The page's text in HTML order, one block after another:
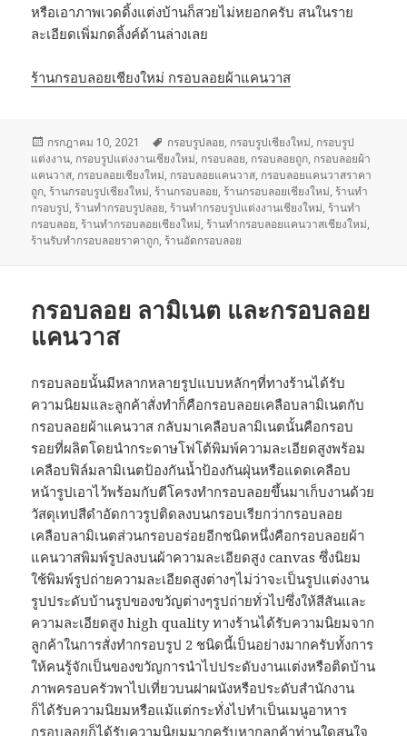
หรือเอาภาพเวดดิ้งแต่งบ้านก็สวยไม่หยอกครับ สนในราย
ละเอียดเพิ่มกดลิ้งค์ด้านล่างเลย
ร้านกรอบลอยเชียงใหม่ กรอบลอยผ้าแคนวาส
เขียน
เมื่อ
กรกฎาคม 10, 2021
ป้าย
กำกับ
กรอบรูปลอย, กรอบรูปเชียงใหม่, กรอบรูป
แต่งงาน, กรอบรูปแต่งงานเชียงใหม่, กรอบลอย, กรอบลอยถูก, กรอบลอยผ้า
แคนวาส, กรอบลอยเชียงใหม่, กรอบลอยแคนวาส, กรอบลอยแคนวาสราคา
ถูก, ร้านกรอบรูปเชียงใหม่, ร้านกรอบลอย, ร้านกรอบลอยเชียงใหม่, ร้านทำ
กรอบรูป, ร้านทำกรอบรูปลอย, ร้านทำกรอบรูปแต่งงานเชียงใหม่, ร้านทำ
กรอบลอย, ร้านทำกรอบลอยเชียงใหม่, ร้านทำกรอบลอยแคนวาสเชียงใหม่,
ร้านรับทำกรอบลอยราคาถูก, ร้านอัดกรอบลอย
กรอบลอย ลามิเนต และกรอบลอย
แคนวาส
กรอบลอยนั้นมีหลากหลายรูปแบบหลักๆที่ทางร้านได้รับ
ความนิยมและลูกค้าสั่งทำก็คือกรอบลอยเคลือบลามิเนตกับ
กรอบลอยผ้าแคนวาส กลับมาเคลือบลามิเนตนั้นคือกรอบ
รอยที่ผลิตโดยนำกระดาษโฟโต้พิมพ์ความละเอียดสูงพร้อม
เคลือบฟิล์มลามิเนตป้องกันน้ำป้องกันฝุ่นหรือแดดเคลือบ
หน้ารูปเอาไว้พร้อมกับตีโครงทำกรอบลอยขึ้นมาเก็บงานด้วย
วัสดุเทปสีดำอัดกาวรูปติดลงบนกรอบเรียกว่ากรอบลอย
เคลือบลามิเนตส่วนกรอบอร่อยอีกชนิดหนึ่งคือกรอบลอยผ้า
แคนวาสพิมพ์รูปลงบนผ้าความละเอียดสูง canvas ซึ่งนิยม
ใช้พิมพ์รูปถ่ายความละเอียดสูงต่างๆไม่ว่าจะเป็นรูปแต่งงาน
รูปประดับบ้านรูปของขวัญต่างๆรูปถ่ายทั่วไปซึ่งให้สีสันและ
ความละเอียดสูง high quality ทางร้านได้รับความนิยมจาก
ลูกค้าในการสั่งทำกรอบรูป 2 ชนิดนี้เป็นอย่างมากครับทั้งการ
ให้คนรู้จักเป็นของขวัญการนำไปประดับงานแต่งหรือติดบ้าน
ภาพครอบครัวพาไปเที่ยวบนฝาผนังหรือประดับสำนักงาน
ก็ได้รับความนิยมหรือแม้แต่กระทั่งไปทำเป็นเมนูอาหาร
กรอบลอยก็ได้รับความนิยมมากครับหากลูกค้าท่านใดสนใจ